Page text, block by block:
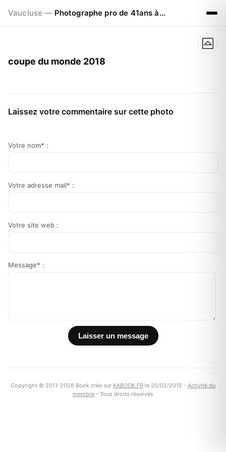
Vaucluse — Photographe pro de 41ans à Visan 84820
coupe du monde 2018
Laissez votre commentaire sur cette photo
Votre nom* :
Votre adresse mail* :
Votre site web :
Message* :
Copyright © 2011-2026 Book crée sur KABOOK.FR le 20/02/2015 - Activité du
membre - Tous droits réservés